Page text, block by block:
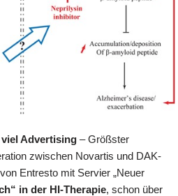
Advertising – Größster
zwischen Novartis und DAK-
Entresto mit Servier „Neuer
in der HI-Therapie, schon über